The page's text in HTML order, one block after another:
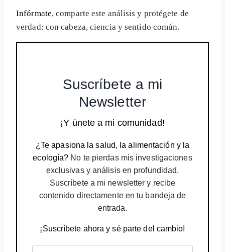
Infórmate, comparte este análisis y protégete de
verdad: con cabeza, ciencia y sentido común.
Suscríbete a mi
Newsletter
¡Y únete a mi comunidad!
¿Te apasiona la salud, la alimentación y la
ecología? No te pierdas mis investigaciones
exclusivas y análisis en profundidad.
Suscríbete a mi newsletter y recibe
contenido directamente en tu bandeja de
entrada.
¡Suscríbete ahora y sé parte del cambio!